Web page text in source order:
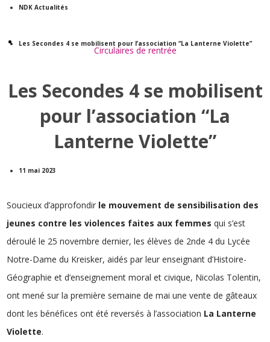
Circulaires de rentrée
UN SITE, UNE HISTOIRE
INFORMATIONS PRATIQUES
NDK Actualités
Les Secondes 4 se mobilisent pour l’association “La Lanterne Violette”
Les Secondes 4 se mobilisent
pour l’association “La
Lanterne Violette”
11 mai 2023
Soucieux d’approfondir le mouvement de sensibilisation des
jeunes contre les violences faites aux femmes qui s’est
déroulé le 25 novembre dernier, les élèves de 2nde 4 du Lycée
Notre-Dame du Kreisker, aidés par leur enseignant d’Histoire-
Géographie et d’enseignement moral et civique, Nicolas Tolentin,
ont mené sur la première semaine de mai une vente de gâteaux
dont les bénéfices ont été reversés à l’association La Lanterne
Violette.